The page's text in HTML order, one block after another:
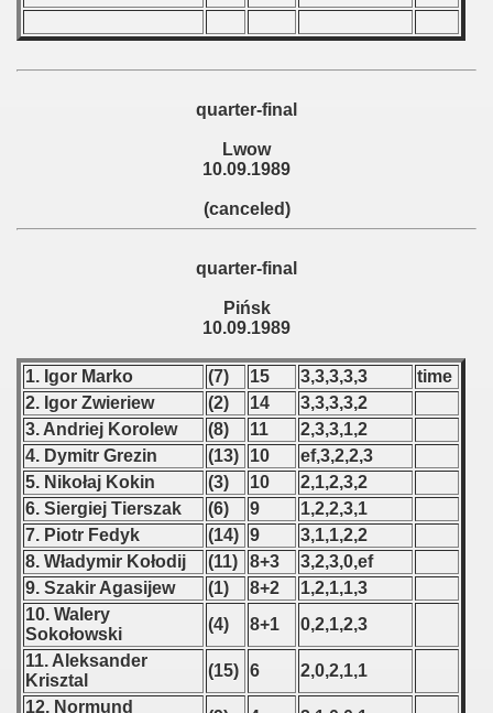
quarter-final
Lwow
10.09.1989
(canceled)
quarter-final
Pińsk
10.09.1989
1. Igor Marko (7) 15 3,3,3,3,3
time
2. Igor Zwieriew
(2) 14
3,3,3,3,2
3. Andriej Korolew
(8) 11
2,3,3,1,2
4. Dymitr Grezin
(13) 10
ef,3,2,2,3
5. Nikołaj Kokin
(3) 10
2,1,2,3,2
6. Siergiej Tierszak
(6) 9
1,2,2,3,1
7. Piotr Fedyk
(14) 9
3,1,1,2,2
8. Władymir Kołodij
(11) 8+3
3,2,3,0,ef
9. Szakir Agasijew
(1) 8+2
1,2,1,1,3
10. Walery
Sokołowski
(4) 8+1
0,2,1,2,3
11. Aleksander
Krisztal
(15) 6
2,0,2,1,1
12. Normund
1983
1984
- 1988
- 1989